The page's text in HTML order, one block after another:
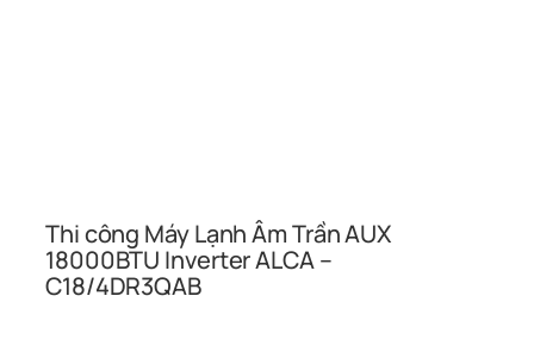
Thi công Máy Lạnh Âm Trần AUX
18000BTU Inverter ALCA –
C18/4DR3QAB